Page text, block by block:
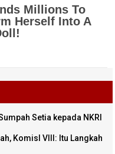
Setia kepada NKRI
KomisI VIII: Itu Langkah